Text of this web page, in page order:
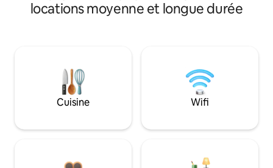
locations moyenne et longue durée
Cuisine Wifi